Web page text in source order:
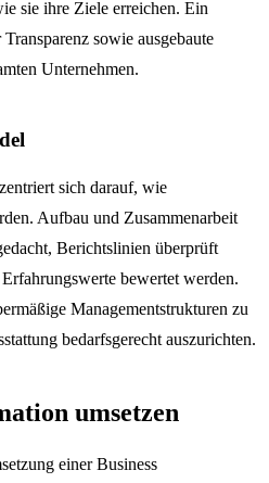
sie ihre Ziele erreichen. Ein
sowie ausgebaute
Unternehmen.
sich darauf, wie
Aufbau und Zusammenarbeit
Berichtslinien überprüft
bewertet werden.
Managementstrukturen zu
bedarfsgerecht auszurichten.
umsetzen
einer Business